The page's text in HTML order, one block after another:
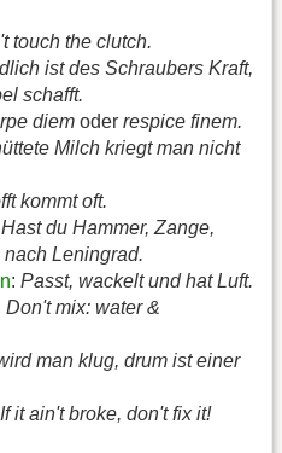
touch the clutch.
ist des Schraubers Kraft,
schafft.
diem oder respice finem.
Milch kriegt man nicht
kommt oft.
Hast du Hammer, Zange,
Leningrad.
: Passt, wackelt und hat Luft.
Don't mix: water &
man klug, drum ist einer
If it ain't broke, don't fix it!